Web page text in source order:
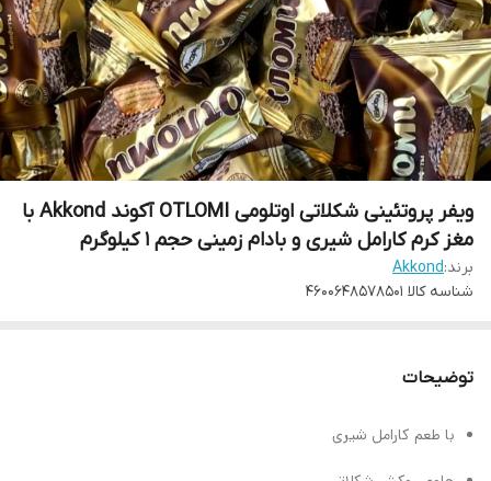
ویفر پروتئینی شکلاتی اوتلومی OTLOMI آکوند Akkond با
مغز کرم کارامل شیری و بادام زمینی حجم ۱ کیلوگرم
برند:Akkond
شناسه کالا 4600648578501
توضیحات
با طعم کارامل شیری